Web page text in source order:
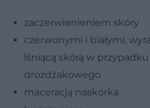
zaczerwienieniem skóry
czerwonymi i białymi,
lśniącą skórą w
drożdżakowego
maceracją naskórka